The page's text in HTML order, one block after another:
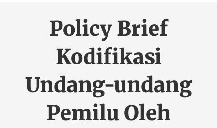
Policy Brief
Kodifikasi
Undang-undang
Pemilu Oleh